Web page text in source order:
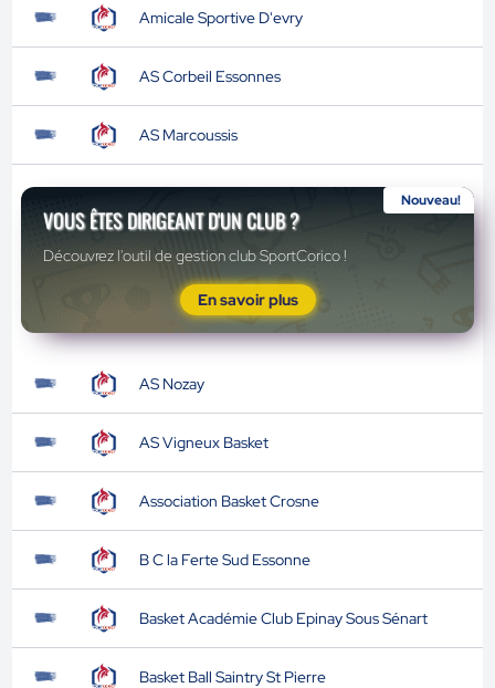
Amicale Sportive D'evry
AS Corbeil Essonnes
AS Marcoussis
Nouveau!
VOUS ÊTES DIRIGEANT D'UN CLUB ?
Découvrez l'outil de gestion club SportCorico !
En savoir plus
AS Nozay
AS Vigneux Basket
Association Basket Crosne
B C la Ferte Sud Essonne
Basket Académie Club Epinay Sous Sénart
Basket Ball Saintry St Pierre